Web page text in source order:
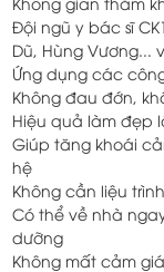
Đội ngũ y bác sĩ
Dũ, Hùng Vương...
Ứng dụng các
Không đau đớn,
Hiệu quả làm đẹp
Giúp tăng khoái
hệ
Không cần liệu
Có thể về nhà
dưỡng
Không mất cảm